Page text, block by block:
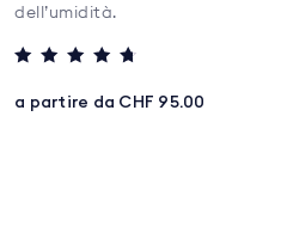
dell’umidità.
su 5
a partire da CHF 95.00